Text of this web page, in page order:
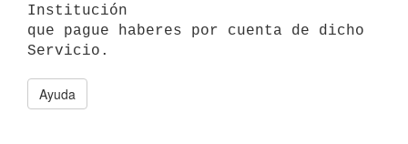
Institución
que pague haberes por cuenta de dicho
Ayuda